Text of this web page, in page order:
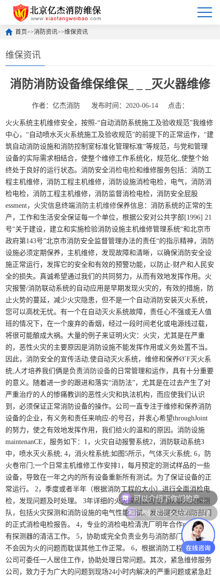
首页>>消防资讯>>维保资讯
维保资讯
消防消防设备维保维保_ _ _灭火器维修
作者：亿杰消防 发布时间：2020-06-14 点击：
火火系统主机维修安全，按照-“自动消防系统施工及验收规范”我维修
中心，“自动喷水灭火系统施工及验收规范”的前提下的正常运作，“建
筑自动消防设施和消防控制室标准化管理标准“等规范，与党和管理
设备的实际需求相结合，使整个维修工作系统化，规范化,,使整个始
终处于良好的运行状态。消防安全消检电检和维修服务包括：消防工
程主机维修，消防工程主机维修，消防设施消检电检，电气，消防消
检电检，消防工程主机维修，消防监督消检电检，消防安全屁股
essment，火灾信息终端消防主机维修保养信息：消防系统的正常的生
产，工作和生活安全保证每一个单位，根据公安对公共字部[1996] 21
号“关于建设，建立和实施检验消防设施主机维修管理系统“和北京市
政府第143号”北京市消防安全监督管理办法的责任“的指示精神，消防
设施必须定期保养，主机维修，发现故障和清晰，以确保消防安全设
施正常运行，发挥它的安全和有效的预警功能，以防止-财产和人民安
全的损失。真诚希望通过我们的共同努力，从而有效地发挥作用。火
灾报警/消防联动系统的自动应用是早期发现火灾的，有效的措施，防
止火势的蔓延，减少火灾隐患，但不是一个自动消防安装灭火系统，
您可以高枕无忧。有一个在自动灭火系统故障，责任心不强或无人值
班的情况下，在一个废弃的香烟，经过一段时间老化或电源线过载，
将很可能酿成大祸。大量的例子来证明火灾：火灾，尤其是在严重
的，恶性火灾的主要原因是消防设施不能发挥作用或义务处置不当。
因此，消防安全的宣传活动;使自动灭火系统，维修和保养Ø˚F灭火系
统;人才培养我们俩是负责消防设备的日常管理和运作，具有十分重要
的意义。随着进一步的跟进和落实“消防法”，尤其是在过去产生了对
严重治疗的人的惨痛教训的恶性火灾和执法机构，而应使我们认识
到，必须保证正常消防设备的操作。公司一直专注于维修和保养消防
设备的企业，有义务和责任来响应-的号召，并衷心希望throughJoint
的努力，使之有效地发挥作用，我们给火的温和的原因。消防设施
maintenanCE，服务如下：1，火灾自动报警系统2，消防联动系统3
中，喷水灭火系统; 4，消火栓系统;如图5所示，气体灭火系统; 6，防
火卷帘门;一个日常主机维修工作安排1，每月预定的测试样品的一些
设备，导致在一年之内的所有设备重新所有测试。为了保证设备的正
常运行。 2，季度或者半年（根据消防工程的大小）进行全面消检电
检，发现问题及时处理。 3年详细的火灾探测公司专门从事火灾探测
队，包括火灾探测和消防设施的电气性能测试。发出提交给消防部门
的正式消检电检报告。 4，专业的消检电检清洗厂明年合作mplete所
有探测器的清洁工作。 5，协助或完全负责业务与消防部门，以确保
不会因为火的问题而耽误其他工作正常。 6，根据消防工程的规模，
公司可委任一人居住工作，协助处理日常问题。其次，紧急维修服务
公司，致力于为广大的问题到现场24小时内解决的严重问题或紧急赶
可以介绍下你们的产品么？
你们是怎么收费的呢？